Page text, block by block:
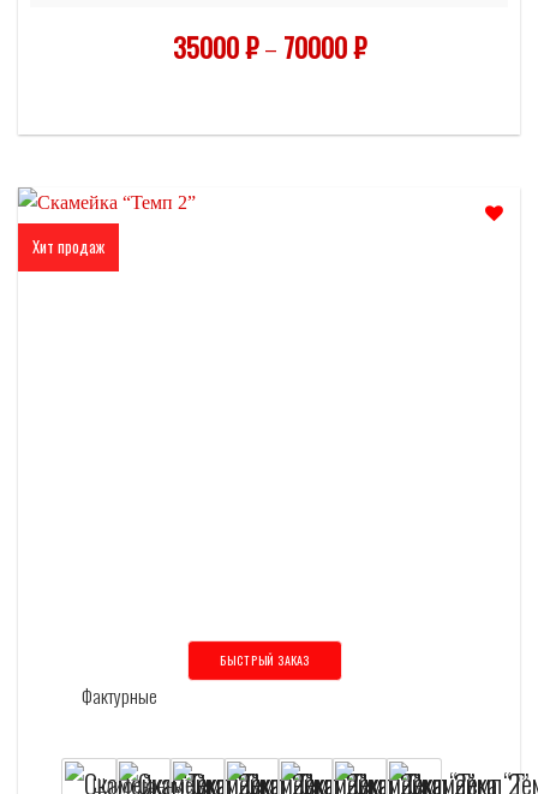
35000₽– 70000₽
Хит продаж
БЫСТРЫЙ ЗАКАЗ